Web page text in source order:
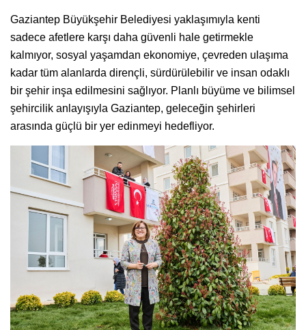
Gaziantep Büyükşehir Belediyesi yaklaşımıyla kenti
sadece afetlere karşı daha güvenli hale getirmekle
kalmıyor, sosyal yaşamdan ekonomiye, çevreden ulaşıma
kadar tüm alanlarda dirençli, sürdürülebilir ve insan odaklı
bir şehir inşa edilmesini sağlıyor. Planlı büyüme ve bilimsel
şehircilik anlayışıyla Gaziantep, geleceğin şehirleri
arasında güçlü bir yer edinmeyi hedefliyor.